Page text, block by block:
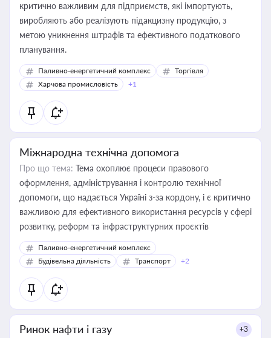
критично важливим для підприємств, які імпортують,
виробляють або реалізують підакцизну продукцію, з
метою уникнення штрафів та ефективного податкового
планування.
Паливно-енергетичний комплекс
Торгівля
Харчова промисловість
+1
Міжнародна технічна допомога
Про що тема: Тема охоплює процеси правового
оформлення, адміністрування і контролю технічної
допомоги, що надається Україні з-за кордону, і є критично
важливою для ефективного використання ресурсів у сфері
розвитку, реформ та інфраструктурних проєктів
Паливно-енергетичний комплекс
Будівельна діяльність
Транспорт +2
Ринок нафти і газу +3